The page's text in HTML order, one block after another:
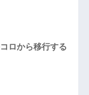
ロから移行する